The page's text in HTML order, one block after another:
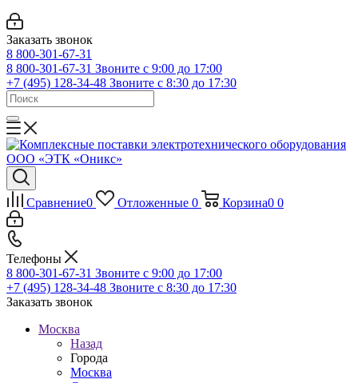
Заказать звонок
8 800-301-67-31
8 800-301-67-31 Звоните с 9:00 до 17:00
+7 (495) 128-34-48 Звоните с 8:30 до 17:30
Сравнение0 Отложенные 0 Корзина0 0
Телефоны
8 800-301-67-31 Звоните с 9:00 до 17:00
+7 (495) 128-34-48 Звоните с 8:30 до 17:30
Заказать звонок
Москва
Назад
Города
Москва